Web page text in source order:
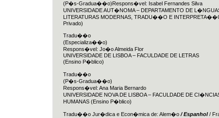
(P�s-Gradua��o)Respons�vel: Isabel Fernandes Silva
UNIVERSIDADE AUT�NOMA – DEPARTAMENTO DE
LITERATURAS MODERNAS, TRADU��O E
Privado)
Tradu��o
(Especializa��o)
Respons�vel: Jo�o Almeida Flor
UNIVERSIDADE DE LISBOA – FACULDADE DE LETRAS
(Ensino P�blico)
Tradu��o
(P�s-Gradua��o)
Respons�vel: Ana Maria Bernardo
UNIVERSIDADE NOVA DE LISBOA – FACULDADE DE
HUMANAS (Ensino P�blico)
Tradu��o Jur�dica e Econ�mica de: Alem�o / Espanhol/